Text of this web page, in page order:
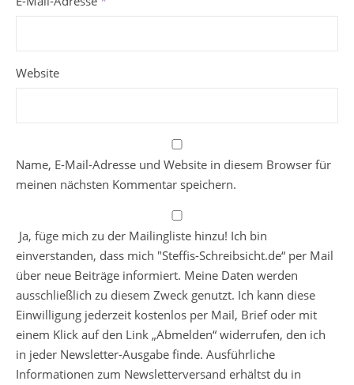
Website
Name, E-Mail-Adresse und Website in diesem Browser für
meinen nächsten Kommentar speichern.
Ja, füge mich zu der Mailingliste hinzu! Ich bin
einverstanden, dass mich "Steffis-Schreibsicht.de“ per Mail
über neue Beiträge informiert. Meine Daten werden
ausschließlich zu diesem Zweck genutzt. Ich kann diese
Einwilligung jederzeit kostenlos per Mail, Brief oder mit
einem Klick auf den Link „Abmelden“ widerrufen, den ich
in jeder Newsletter-Ausgabe finde. Ausführliche
Informationen zum Newsletterversand erhältst du in